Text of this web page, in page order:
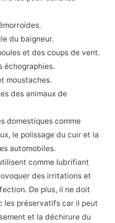
du baigneur.
et des coups de vent.
échographies.
moustaches.
des animaux de
domestiques comme
le polissage du cuir et la
automobiles.
comme lubrifiant
des irritations et
De plus, il ne doit
les préservatifs car il peut
et la déchirure du